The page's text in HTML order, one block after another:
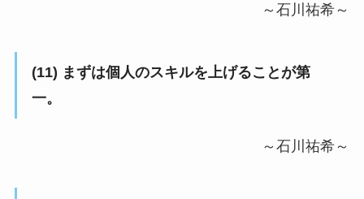
～石川祐希～
(11) まずは個人のスキルを上げることが第
一。
～石川祐希～